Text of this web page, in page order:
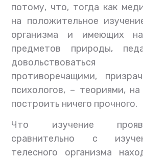
потому, что, тогда как
на положительное
организма и имеющих
предметов природы,
противоречащими,
психологов, – теориями,
построить ничего прочного.
Что изучение
сравнительно с
телесного организма